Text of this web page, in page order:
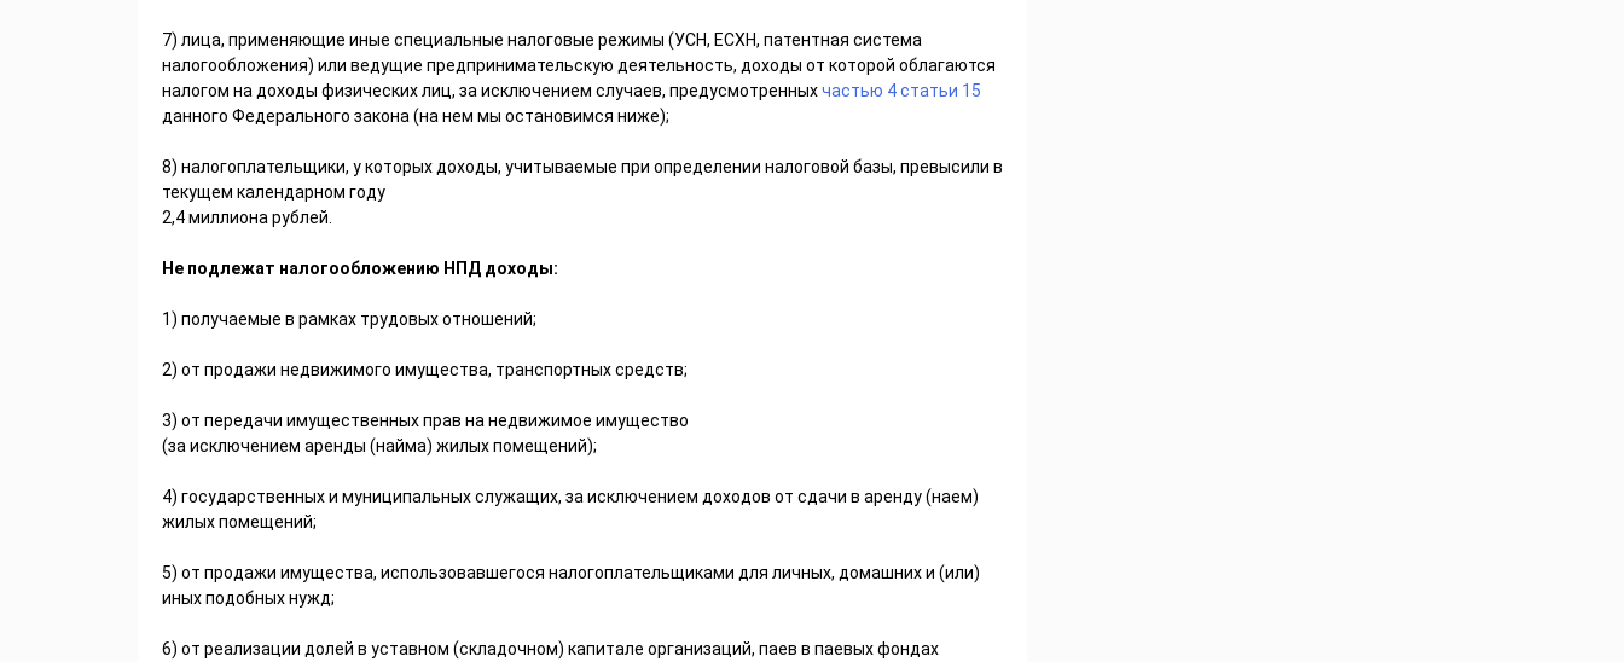
7) лица, применяющие иные специальные налоговые режимы (УСН, ЕСХН, патентная система
налогообложения) или ведущие предпринимательскую деятельность, доходы от которой облагаются
налогом на доходы физических лиц, за исключением случаев, предусмотренныхчастью 4 статьи 15
данного Федерального закона (на нем мы остановимся ниже);
8) налогоплательщики, у которых доходы, учитываемые при определении налоговой базы, превысили в
текущем календарном году
2,4 миллиона рублей.
Не подлежат налогообложению НПД доходы:
1) получаемые в рамках трудовых отношений;
2) от продажи недвижимого имущества, транспортных средств;
3) от передачи имущественных прав на недвижимое имущество
(за исключением аренды (найма) жилых помещений);
4) государственных и муниципальных служащих, за исключением доходов от сдачи в аренду (наем)
жилых помещений;
5) от продажи имущества, использовавшегося налогоплательщиками для личных, домашних и (или)
иных подобных нужд;
6) от реализации долей в уставном (складочном) капитале организаций, паев в паевых фондах